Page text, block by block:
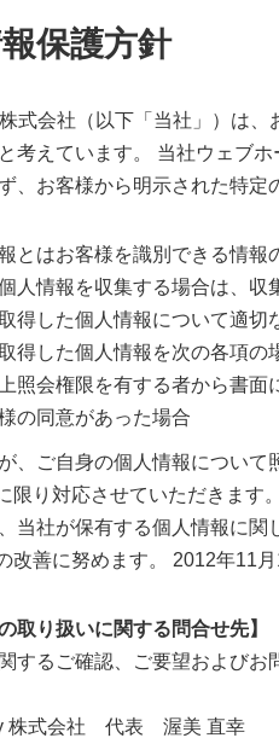
保護方針
式会社（以下「当社」）は
と考えています。 当社ウェブ
、お客様から明示された特定
とはお客様を識別できる情
人情報を収集する場合は、
得した個人情報について適
得した個人情報を次の各項の
上照会権限を有する者から書
の同意があった場合
、ご自身の個人情報について
限り対応させていただきます。
当社が保有する個人情報に
改善に努めます。 2012年11
取り扱いに関する問合せ先】
するご確認、ご要望およびお
株式会社 代表 渥美 直幸